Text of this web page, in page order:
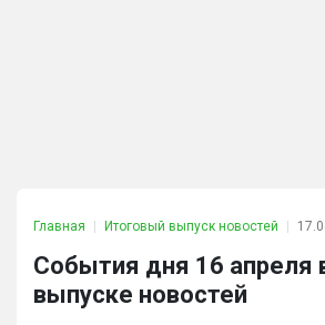
Главная Итоговый выпуск новостей
События дня 16 апреля
выпуске новостей